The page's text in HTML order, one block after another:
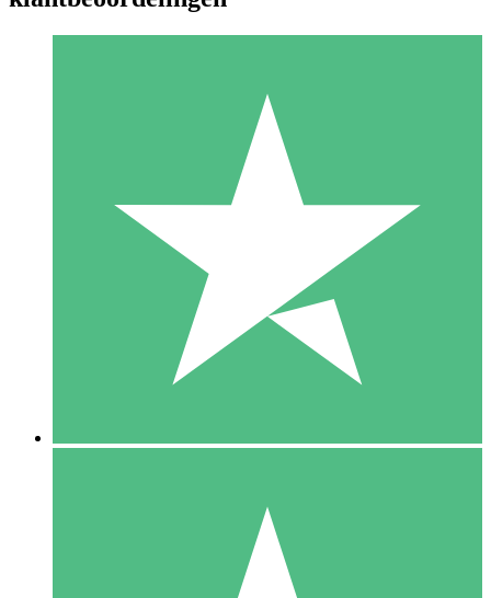
Individuele Creditpakketten
Betaal per gebruik met downloadtegoeden. Geen maandelijkse
1000
10 Downloaden
20 00